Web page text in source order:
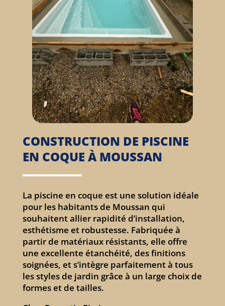
CONSTRUCTION DE PISCINE
EN COQUE À MOUSSAN
La piscine en coque est une solution idéale
pour les habitants de Moussan qui
souhaitent allier rapidité d’installation,
esthétisme et robustesse. Fabriquée à
partir de matériaux résistants, elle offre
une excellente étanchéité, des finitions
soignées, et s’intègre parfaitement à tous
les styles de jardin grâce à un large choix de
formes et de tailles.